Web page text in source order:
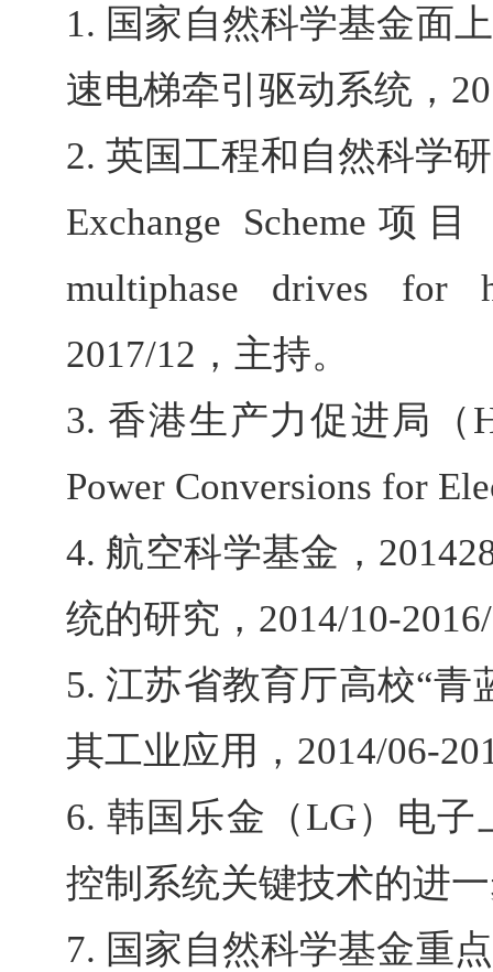
1. 国家自然科学基金面
速电梯牵引驱动系统，
2.英国工程和自然科学
Exchange Scheme 项目
multiphase drives for
2017/12 ，主持。
3. 香港生产力促进局（
Power Conversions for
4. 航空科学基金，
统的研究， 2014/10-
5.江苏省教育厅高校“青
其工业应用， 2014/06-
6.韩国乐金（LG）电子
控制系统关键技术的进
7. 国家自然科学基金重